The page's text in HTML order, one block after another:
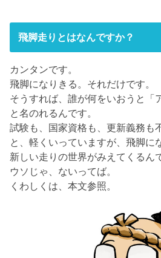
飛脚走りとはなんですか？
カンタンです。
飛脚になりきる。それだけです。
そうすれば、誰が何をいおうと「
と名のれるんです。
試験も、国家資格も、更新義務も
と、軽くいっていますが、飛脚に
新しい走りの世界がみえてくるん
ウソじゃ、ないってば。
くわしくは、本文参照。